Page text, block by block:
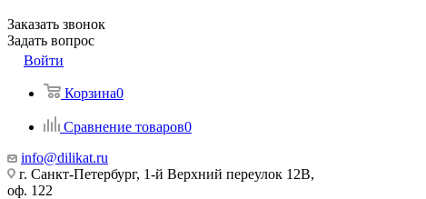
Заказать звонок
Задать вопрос
Войти
Корзина0
Сравнение товаров0
info@dilikat.ru
г. Санкт-Петербург, 1-й Верхний переулок 12В,
оф. 122